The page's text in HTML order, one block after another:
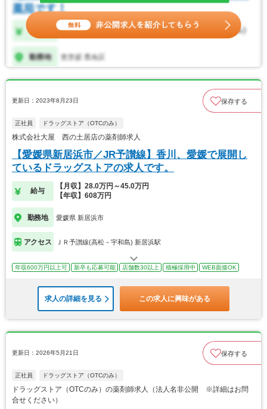
更新日：2023年8月23日 保存する
正社員 ドラッグストア（OTCのみ）
株式会社大屋 西の土居店の薬剤師求人
【愛媛県新居浜市／JR予讃線】香川、愛媛で展開し
ているドラッグストアの求人です。
給与
【月収】28.0万円～45.0万円
【年収】608万円
勤務地 愛媛県 新居浜市
アクセス ＪＲ予讃線(高松－宇和島) 新居浜駅
年収600万円以上可 新卒も応募可能 店舗数30以上 積極採用中 WEB面接OK
求人の詳細を見る この求人に興味がある
更新日：2026年5月21日 保存する
正社員 ドラッグストア（OTCのみ）
ドラッグストア（OTCのみ）の薬剤師求人（法人名非公開 ※詳細はお問
合せください）